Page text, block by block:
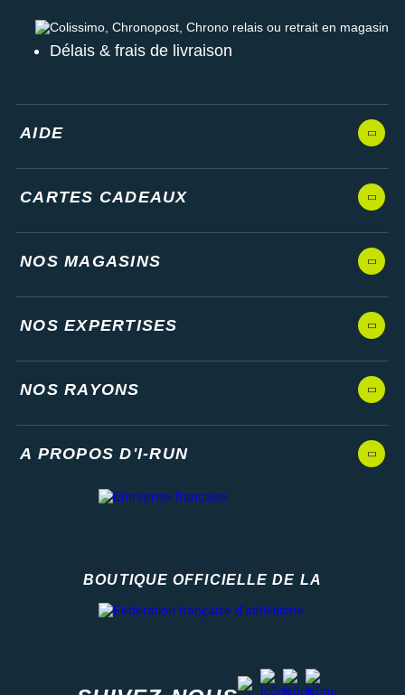
Colissimo, Chronopost, Chrono relais ou retrait en magasin
Délais & frais de livraison
AIDE
CARTES CADEAUX
NOS MAGASINS
NOS EXPERTISES
NOS RAYONS
A PROPOS D'I-RUN
BOUTIQUE OFFICIELLE DE LA
instagram
facebook
stravayoutube